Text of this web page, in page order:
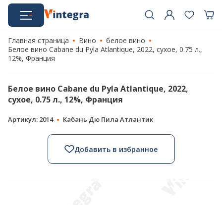
Главная страница Вино
белое вино
Белое вино Cabane du Pyla Atlantique, 2022, сухое, 0.75 л.,
12%, Франция
Белое вино Cabane du Pyla Atlantique, 2022,
сухое, 0.75 л., 12%, Франция
Артикул: 2014 Кабань Дю Пила Атлантик
Добавить в избранное